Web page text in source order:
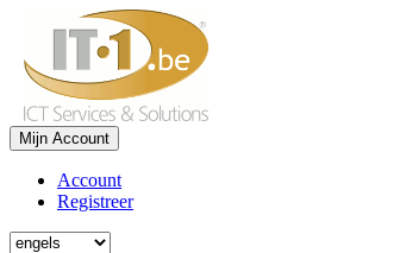
Mijn Account
Account
Registreer